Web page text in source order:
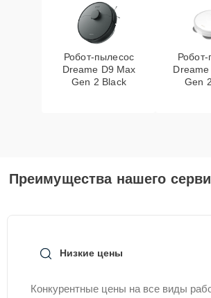
Робот-пылесос
Dreame D9 Max
Gen 2 Black
Gen
Преимущества нашего
Низкие цены
Конкурентные цены на все виды